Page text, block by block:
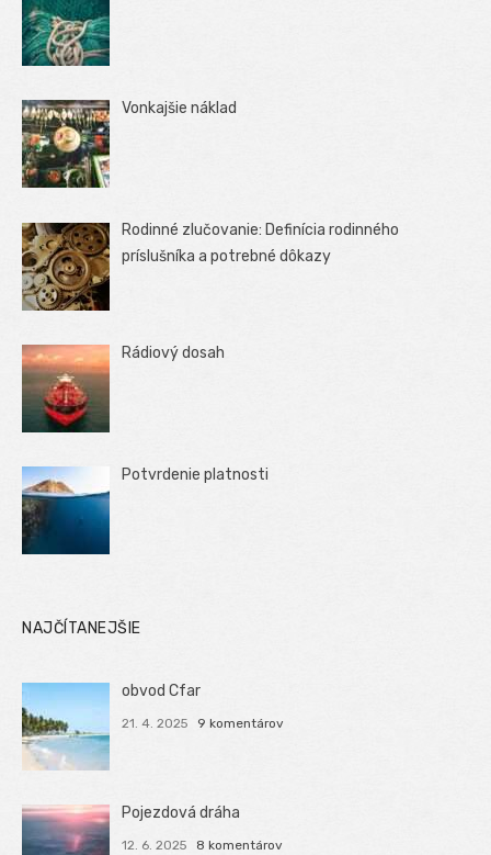
Vonkajšie náklad
Rodinné zlučovanie: Definícia rodinného
príslušníka a potrebné dôkazy
Rádiový dosah
Potvrdenie platnosti
NAJČÍTANEJŠIE
obvod Cfar
21. 4. 2025 9 komentárov
Pojezdová dráha
12. 6. 2025 8 komentárov